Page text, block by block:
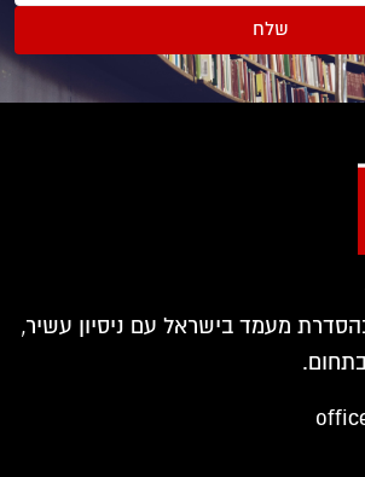
שלח
מעמד בישראל עם ניסיון עשיר,